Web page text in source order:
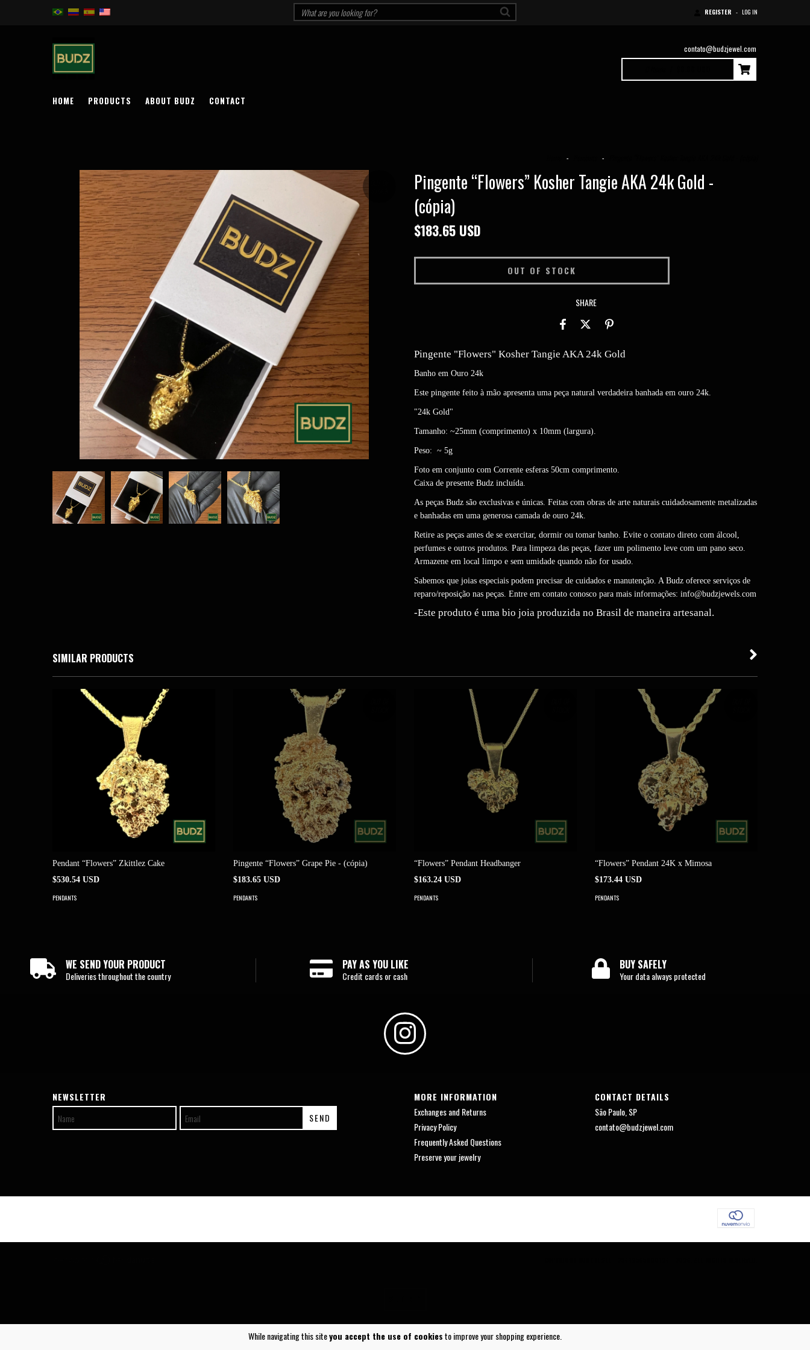
REGISTER - LOG IN
While navigating this siteyou accept the use of cookiesto improve your shopping experience.
contato@budzjewel.com
HOME PRODUCTS ABOUT BUDZ CONTACT
- -
Pingente “Flowers” Kosher Tangie AKA 24k Gold -
(cópia)
$183.65 USD
SHARE
Pingente "Flowers" Kosher Tangie AKA 24k Gold
Banho em Ouro 24k
Este pingente feito à mão apresenta uma peça natural verdadeira banhada em ouro 24k.
"24k Gold"
Tamanho: ~25mm (comprimento) x 10mm (largura).
Peso: ~ 5g
Foto em conjunto com Corrente esferas 50cm comprimento.
Caixa de presente Budz incluída.
As peças Budz são exclusivas e únicas. Feitas com obras de arte naturais cuidadosamente metalizadas
e banhadas em uma generosa camada de ouro 24k.
Retire as peças antes de se exercitar, dormir ou tomar banho. Evite o contato direto com álcool,
perfumes e outros produtos. Para limpeza das peças, fazer um polimento leve com um pano seco.
Armazene em local limpo e sem umidade quando não for usado.
Sabemos que joias especiais podem precisar de cuidados e manutenção. A Budz oferece serviços de
reparo/reposição nas peças. Entre em contato conosco para mais informações: info@budzjewels.com
-Este produto é uma bio joia produzida no Brasil de maneira artesanal.
SIMILAR PRODUCTS
Pendant “Flowers” Zkittlez Cake
$530.54 USD
PENDANTS
Pingente “Flowers” Grape Pie - (cópia)
$183.65 USD
PENDANTS
“Flowers” Pendant Headbanger
$163.24 USD
PENDANTS
“Flowers” Pendant 24K x Mimosa
$173.44 USD
PENDANTS
WE SEND YOUR PRODUCT
Deliveries throughout the country
PAY AS YOU LIKE
Credit cards or cash
BUY SAFELY
Your data always protected
NEWSLETTER
MORE INFORMATION
Exchanges and Returns
Privacy Policy
Frequently Asked Questions
Preserve your jewelry
CONTACT DETAILS
São Paulo, SP
contato@budzjewel.com